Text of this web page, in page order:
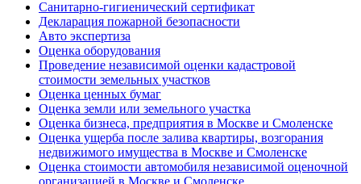
Санитарно-гигиенический сертификат
Декларация пожарной безопасности
Авто экспертиза
Оценка оборудования
Проведение независимой оценки кадастровой
стоимости земельных участков
Оценка ценных бумаг
Оценка земли или земельного участка
Оценка бизнеса, предприятия в Москве и Смоленске
Оценка ущерба после залива квартиры, возгорания
недвижимого имущества в Москве и Смоленске
Оценка стоимости автомобиля независимой оценочной
организацией в Москве и Смоленске